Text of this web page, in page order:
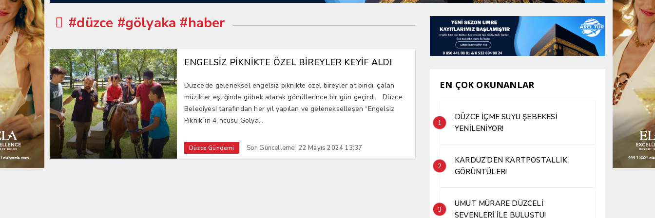
#düzce #gölyaka #haber
ENGELSİZ PİKNİKTE ÖZEL BİREYLER KEYİF ALDI
Düzce’de geleneksel engelsiz piknikte özel bireyler at bindi, çalan
müzikler eşliğinde göbek atarak gönüllerince bir gün geçirdi. Düzce
Belediyesi tarafından her yıl yapılan ve gelenekselleşen “Engelsiz
Piknik”in 4.’ncüsü Gölya...
Düzce Gündemi Son Güncelleme: 22 Mayıs 2024 13:37
EN ÇOK OKUNANLAR
1
DÜZCE İÇME SUYU ŞEBEKESİ
YENİLENİYOR!
2
KARDÜZ’DEN KARTPOSTALLIK
GÖRÜNTÜLER!
3
UMUT MÜRARE DÜZCELİ
SEVENLERİ İLE BULUŞTU!